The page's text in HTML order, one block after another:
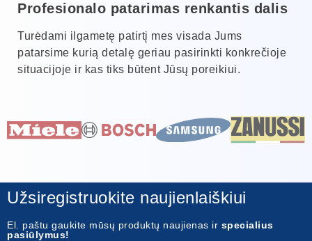
Profesionalo patarimas renkantis dalis
Turėdami ilgametę patirtį mes visada Jums
patarsime kurią detalę geriau pasirinkti konkrečioje
situacijoje ir kas tiks būtent Jūsų poreikiui.
Užsiregistruokite naujienlaiškiui
El. paštu gaukite mūsų produktų naujienas ir specialius
pasiūlymus!